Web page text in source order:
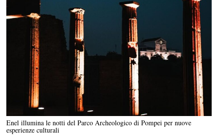
Enel illumina le notti del Parco Archeologico di Pompei per nuove
esperienze culturali